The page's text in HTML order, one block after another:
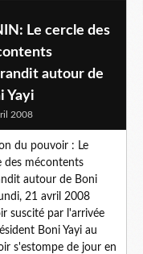
Le cercle des
autour de
Yayi
2008
du pouvoir : Le
des mécontents
autour de Boni
21 avril 2008
suscité par l'arrivée
Boni Yayi au
s'estompe de jour en